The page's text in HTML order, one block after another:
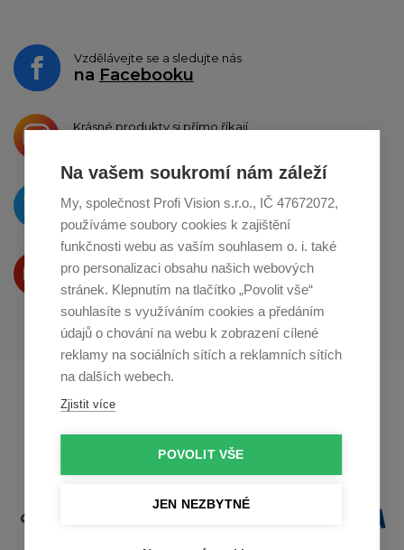
Na vašem soukromí nám záleží
My, společnost Profi Vision s.r.o., IČ 47672072,
používáme soubory cookies k zajištění
funkčnosti webu as vaším souhlasem o. i. také
pro personalizaci obsahu našich webových
stránek. Klepnutím na tlačítko „Povolit vše“
souhlasíte s využíváním cookies a předáním
údajů o chování na webu k zobrazení cílené
reklamy na sociálních sítích a reklamních sítích
na dalších webech.
Zjistit více
POVOLIT VŠE
JEN NEZBYTNÉ
Vzdělávejte se a sledujte nás
na Facebooku
Krásné produkty si přímo říkají
O novinkách píšeme
naTwitteru
Produkty Vám představujeme
na Youtube
Profikuchar.sk